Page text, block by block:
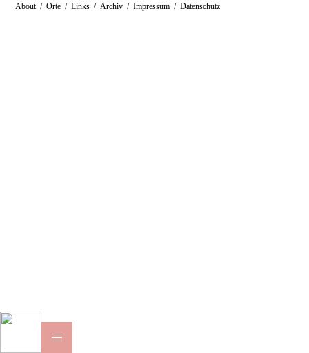
About / Orte / Links / Archiv / Impressum / Datenschutz